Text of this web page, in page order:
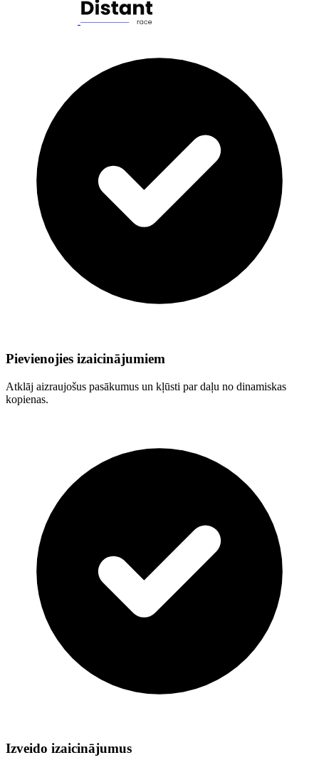
Pievienojies izaicinājumiem
Atklāj aizraujošus pasākumus un kļūsti par daļu no dinamiskas
kopienas.
Izveido izaicinājumus